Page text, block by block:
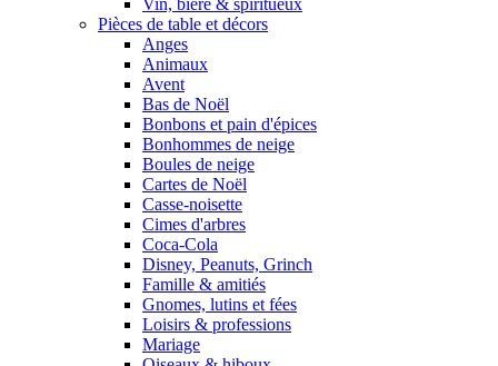
Vin, bière & spiritueux
Pièces de table et décors
Anges
Animaux
Avent
Bas de Noël
Bonbons et pain d'épices
Bonhommes de neige
Boules de neige
Cartes de Noël
Casse-noisette
Cimes d'arbres
Coca-Cola
Disney, Peanuts, Grinch
Famille & amitiés
Gnomes, lutins et fées
Loisirs & professions
Mariage